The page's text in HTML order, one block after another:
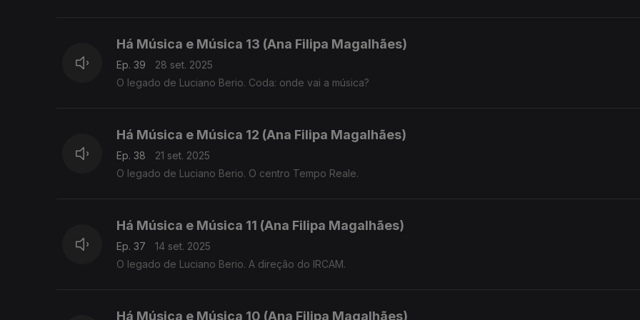
Há Música e Música 13 (Ana Filipa Magalhães)
Ep. 39
28 set. 2025
O legado de Luciano Berio. Coda: onde vai a música?
Há Música e Música 12 (Ana Filipa Magalhães)
Ep. 38
21 set. 2025
O legado de Luciano Berio. O centro Tempo Reale.
Há Música e Música 11 (Ana Filipa Magalhães)
Ep. 37
14 set. 2025
O legado de Luciano Berio. A direção do IRCAM.
Há Música e Música 10 (Ana Filipa Magalhães)